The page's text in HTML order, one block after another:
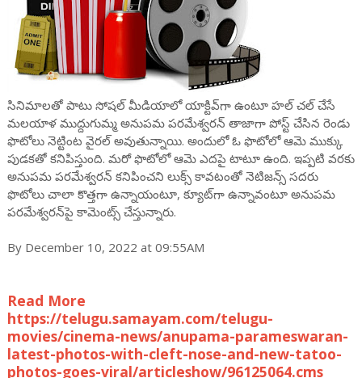
సినిమాలతో పాటు సోషల్ మీడియాలో యాక్టివ్‌గా ఉంటూ హల్ చల్ చేసే
మలయాళ ముద్దుగుమ్మ అనుపమ పరమేశ్వరన్ తాజాగా పోస్ట్ చేసిన రెండు
ఫొటోలు నెట్టింట వైరల్ అవుతున్నాయి. అందులో ఓ ఫొటోలో ఆమె ముక్కు
పుడకతో కనిపిస్తుంది. మరో ఫొటోలో ఆమె ఎదపై టాటూ ఉంది. ఇప్పటి వరకు
అనుపమ పరమేశ్వరన్ కనిపించని లుక్స్ కావటంతో నెటిజన్స్ సదరు
ఫొటోలు చాలా కొత్తగా ఉన్నాయంటూ, క్యూట్‌గా ఉన్నావంటూ అనుపమ
పరమేశ్వరన్‌పై కామెంట్స్ చేస్తున్నారు.
By December 10, 2022 at 09:55AM
Read More
https://telugu.samayam.com/telugu-
movies/cinema-news/anupama-parameswaran-
latest-photos-with-cleft-nose-and-new-tatoo-
photos-goes-viral/articleshow/96125064.cms